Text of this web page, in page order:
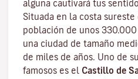
alguna cautivará tus
Situada en la costa sureste
población de unos
una ciudad de tamaño
de miles de años. Uno de
famosos es el Castillo de